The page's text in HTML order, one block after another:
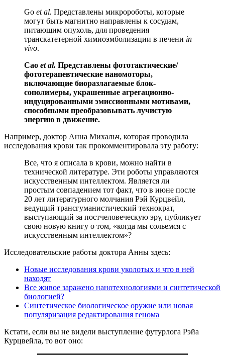
Go et al. Представлены микророботы, которые
могут быть магнитно направлены к сосудам,
питающим опухоль, для проведения
транскатетерной химиоэмболизации в печени in
vivo.
Cao et al. Представлены фототактические/
фототерапевтические наномоторы,
включающие биоразлагаемые блок-
сополимеры, украшенные агрегационно-
индуцированными эмиссионными мотивами,
способными преобразовывать лучистую
энергию в движение.
Например, доктор Анна Михальч, которая проводила
исследования крови так прокомментировала эту работу:
Все, что я описала в крови, можно найти в
технической литературе. Эти роботы управляются
искусственным интеллектом. Является ли
простым совпадением тот факт, что в июне после
20 лет литературного молчания Рэй Курцвейл,
ведущий трансгуманистический технократ,
выступающий за постчеловеческую эру, публикует
свою новую книгу о том, «когда мы сольемся с
искусственным интеллектом»?
Исследовательские работы доктора Анны здесь:
Новые исследования крови уколотых и что в ней
находят
Все живое заражено нанотехнологиями и синтетической
биологией?
Синтетическое биологическое оружие или новая
популяризация редактирования генома
Кстати, если вы не видели выступление футурлога Рэйа
Курцвейла, то вот оно: